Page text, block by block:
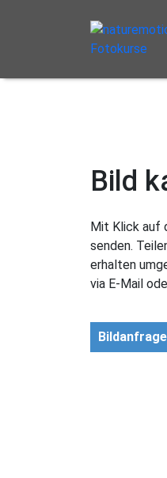
Bild
Mit Klick auf
senden.
erhalten
via E-Mail
Bildanfrage